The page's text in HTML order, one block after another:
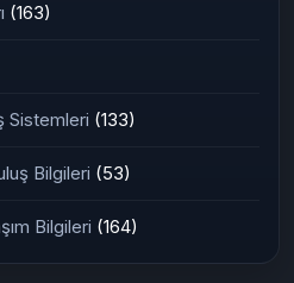
(163)
Sistemleri (133)
Bilgileri (53)
Bilgileri (164)